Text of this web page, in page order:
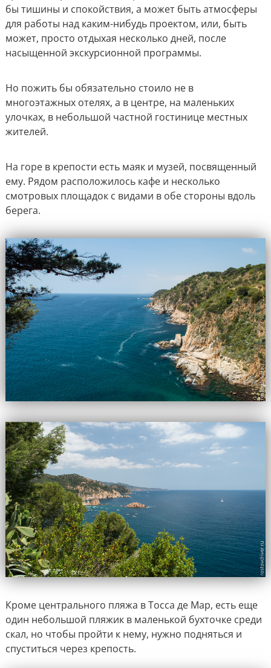
бы тишины и спокойствия, а может быть атмосферы
для работы над каким-нибудь проектом, или, быть
может, просто отдыхая несколько дней, после
насыщенной экскурсионной программы.
Но пожить бы обязательно стоило не в
многоэтажных отелях, а в центре, на маленьких
улочках, в небольшой частной гостинице местных
жителей.
На горе в крепости есть маяк и музей, посвященный
ему. Рядом расположилось кафе и несколько
смотровых площадок с видами в обе стороны вдоль
берега.
Кроме центрального пляжа в Тосса де Мар, есть еще
один небольшой пляжик в маленькой бухточке среди
скал, но чтобы пройти к нему, нужно подняться и
спуститься через крепость.